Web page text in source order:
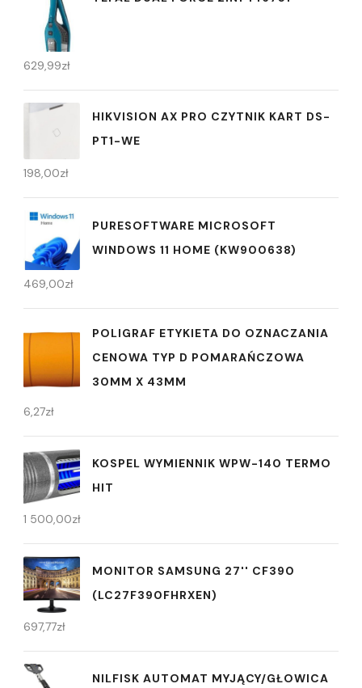
629,99zł
HIKVISION AX PRO CZYTNIK KART DS-
PT1-WE
198,00zł
PURESOFTWARE MICROSOFT
WINDOWS 11 HOME (KW900638)
469,00zł
POLIGRAF ETYKIETA DO OZNACZANIA
CENOWA TYP D POMARAŃCZOWA
30MM X 43MM
6,27zł
KOSPEL WYMIENNIK WPW-140 TERMO
HIT
1 500,00zł
MONITOR SAMSUNG 27'' CF390
(LC27F390FHRXEN)
697,77zł
NILFISK AUTOMAT MYJĄCY/GŁOWICA